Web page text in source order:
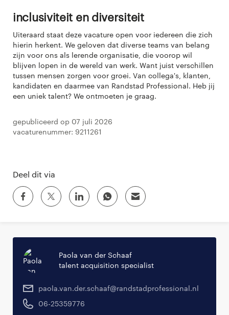
Inclusiviteit en diversiteit
Uiteraard staat deze vacature open voor iedereen die zich
hierin herkent. We geloven dat diverse teams van belang
zijn voor ons als lerende organisatie, die voorop wil
blijven lopen in de wereld van werk. Want juist verschillen
tussen mensen zorgen voor groei. Van collega's, klanten,
kandidaten en daarmee van Randstad Professional. Heb jij
een uniek talent? We ontmoeten je graag.
Gepubliceerd op 07 juli 2026
Vacaturenummer: 9211261
Deel dit via
Paola van der Schaaf
talent acquisition specialist
paola.van.der.schaaf@randstadprofessional.nl
06-25359776